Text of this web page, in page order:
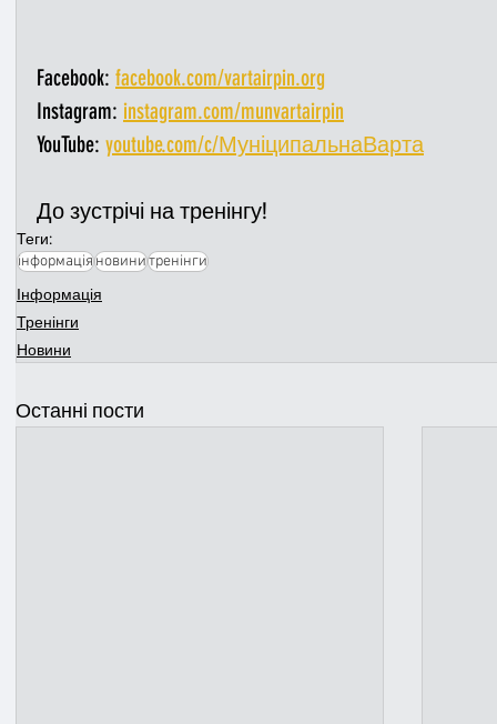
Facebook: facebook.com/vartairpin.org
Instagram: instagram.com/munvartairpin
YouTube: youtube.com/c/МуніципальнаВарта
До зустрічі на тренінгу!
Теги:
інформаціяновинитренінги
Інформація
Тренінги
Новини
Останні пости